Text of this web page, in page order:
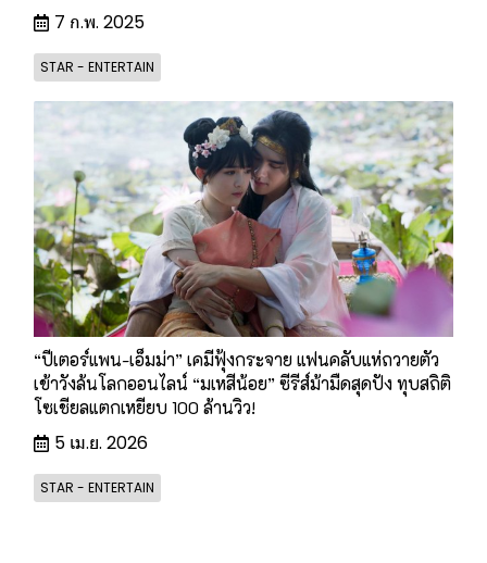
7 ก.พ. 2025
STAR - ENTERTAIN
“ปีเตอร์แพน-เอ็มม่า” เคมีฟุ้งกระจาย แฟนคลับแห่ถวายตัว
เข้าวังล้นโลกออนไลน์ “มเหสีน้อย” ซีรีส์ม้ามืดสุดปัง ทุบสถิติ
โซเชียลแตกเหยียบ 100 ล้านวิว!
5 เม.ย. 2026
STAR - ENTERTAIN